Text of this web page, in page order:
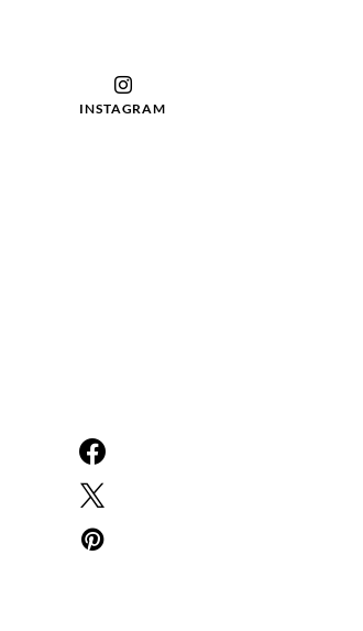
INSTAGRAM